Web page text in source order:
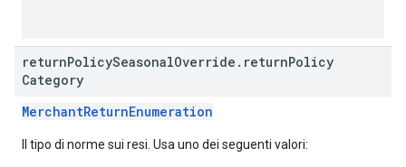
returnPolicySeasonalOverride . returnPolicy
Category
MerchantReturnEnumeration
Il tipo di norme sui resi. Usa uno dei seguenti valori: